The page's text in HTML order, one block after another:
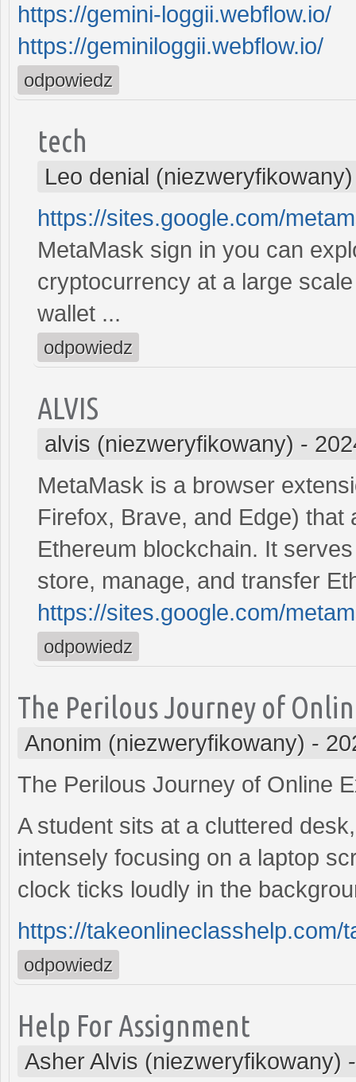
https://gemini-loggii.webflow.io/
https://geminiloggii.webflow.io/
odpowiedz
tech
Leo denial (niezweryfikowany)
https://sites.google.com/
MetaMask sign in you can
cryptocurrency at a large
wallet ...
odpowiedz
ALVIS
alvis (niezweryfikowany) -
MetaMask is a browser
Firefox, Brave, and Edge)
Ethereum blockchain. It
store, manage, and transfer
https://sites.google.com/
odpowiedz
The Perilous Journey of
Anonim (niezweryfikowany) -
The Perilous Journey of Online
A student sits at a cluttered
intensely focusing on a laptop
clock ticks loudly in the
https://takeonlineclasshelp.com/
odpowiedz
Help For Assignment
Asher Alvis (niezweryfikowany)